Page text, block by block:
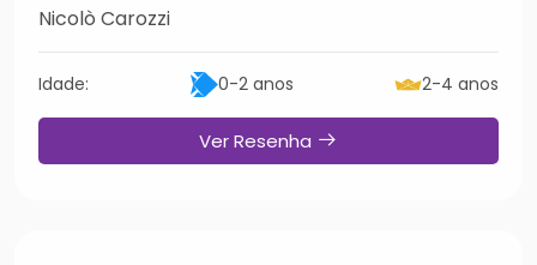
Nicolò Carozzi
Idade: 0-2 anos 2-4 anos
Ver Resenha